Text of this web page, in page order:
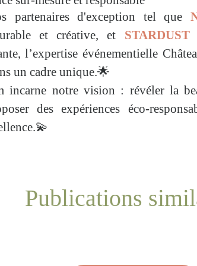
d'exception tel que
et créative, et
l’expertise événementielle
un cadre unique.🌟
incarne notre vision : révéler la
des expériences éco-
Publications